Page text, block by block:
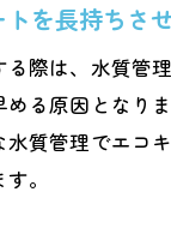
を長持ちさ
際は、水質管
る原因となり
質管理でエコ
。